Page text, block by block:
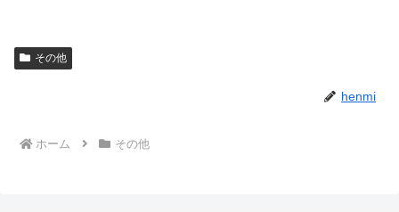
その他
henmi
ホーム その他